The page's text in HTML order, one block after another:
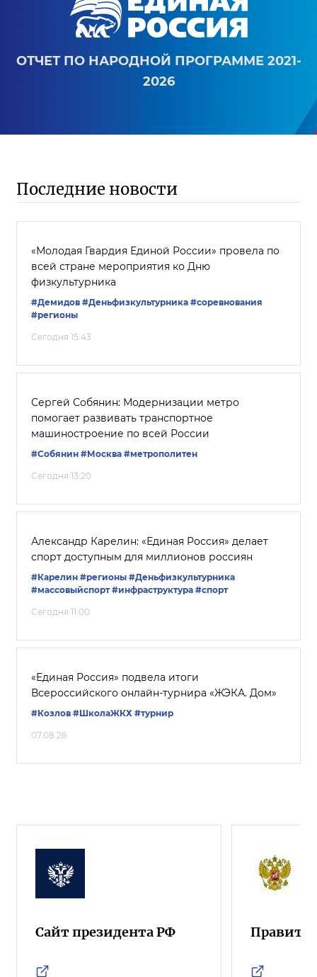
ОТЧЕТ ПО НАРОДНОЙ ПРОГРАММЕ 2021-
2026
Последние новости
«Молодая Гвардия Единой России» провела по
всей стране мероприятия ко Дню
физкультурника
#Демидов #Деньфизкультурника #соревнования
#регионы
Сегодня 15:43
Сергей Собянин: Модернизации метро
помогает развивать транспортное
машиностроение по всей России
#Собянин #Москва #метрополитен
Сегодня 13:20
Александр Карелин: «Единая Россия» делает
спорт доступным для миллионов россиян
#Карелин #регионы #Деньфизкультурника
#массовыйспорт #инфраструктура #спорт
Сегодня 11:00
«Единая Россия» подвела итоги
Всероссийского онлайн-турнира «ЖЭКА. Дом»
#Козлов #ШколаЖКХ #турнир
07.08.26
Сайт президента РФ